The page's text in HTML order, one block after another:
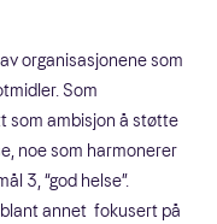
organisasjonene som
Som
som ambisjon å støtte
noe som harmonerer
3, “god helse”.
annet fokusert på